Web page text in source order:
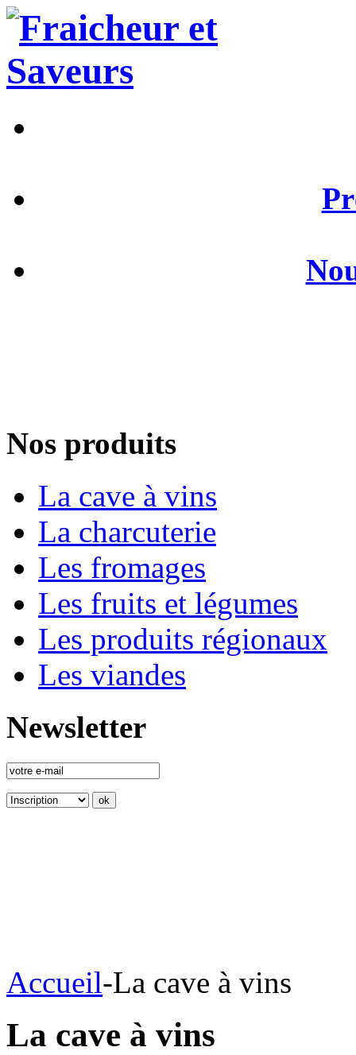
Nos produits
La cave à vins
La charcuterie
Les fromages
Les fruits et légumes
Les produits régionaux
Les viandes
Newsletter
Accueil-La cave à vins
La cave à vins